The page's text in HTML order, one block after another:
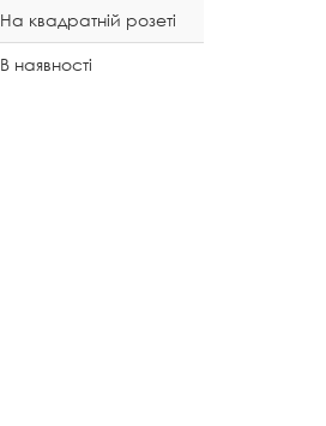
На квадратній розеті
В наявності